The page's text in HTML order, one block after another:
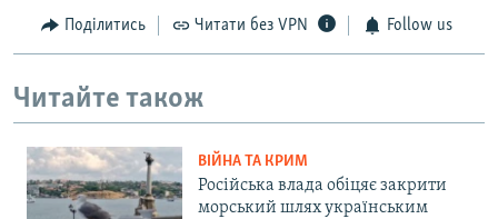
Поділитись Читати без VPN Follow us
Читайте також
ВІЙНА ТА КРИМ
Російська влада обіцяє закрити
морський шлях українським